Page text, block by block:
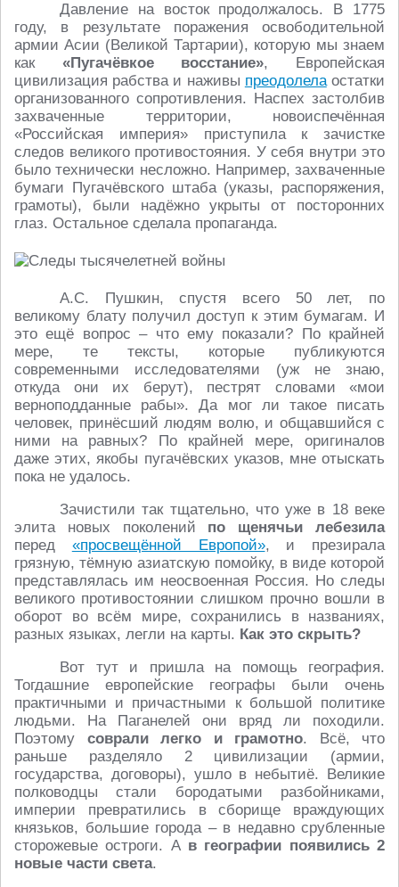
Давление на восток продолжалось. В 1775
году, в результате поражения освободительной
армии Асии (Великой Тартарии), которую мы знаем
как «Пугачёвкое восстание», Европейская
цивилизация рабства и наживы преодолелаостатки
организованного сопротивления. Наспех застолбив
захваченные территории, новоиспечённая
«Российская империя» приступила к зачистке
следов великого противостояния. У себя внутри это
было технически несложно. Например, захваченные
бумаги Пугачёвского штаба (указы, распоряжения,
грамоты), были надёжно укрыты от посторонних
глаз. Остальное сделала пропаганда.
А.С. Пушкин, спустя всего 50 лет, по
великому блату получил доступ к этим бумагам. И
это ещё вопрос – что ему показали? По крайней
мере, те тексты, которые публикуются
современными исследователями (уж не знаю,
откуда они их берут), пестрят словами «мои
верноподданные рабы». Да мог ли такое писать
человек, принёсший людям волю, и общавшийся с
ними на равных? По крайней мере, оригиналов
даже этих, якобы пугачёвских указов, мне отыскать
пока не удалось.
Зачистили так тщательно, что уже в 18 веке
элита новых поколений по щенячьи лебезила
перед «просвещённой Европой», и презирала
грязную, тёмную азиатскую помойку, в виде которой
представлялась им неосвоенная Россия. Но следы
великого противостоянии слишком прочно вошли в
оборот во всём мире, сохранились в названиях,
разных языках, легли на карты. Как это скрыть?
Вот тут и пришла на помощь география.
Тогдашние европейские географы были очень
практичными и причастными к большой политике
людьми. На Паганелей они вряд ли походили.
Поэтому соврали легко и грамотно. Всё, что
раньше разделяло 2 цивилизации (армии,
государства, договоры), ушло в небытиё. Великие
полководцы стали бородатыми разбойниками,
империи превратились в сборище враждующих
князьков, большие города – в недавно срубленные
сторожевые остроги. А в географии появились 2
новые части света.